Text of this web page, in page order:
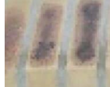
L'Atelier Bellanger
72160 Connerré